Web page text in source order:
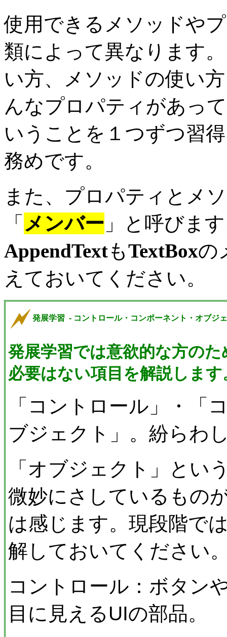
使用できるメソッドや
類によって異なります
い方、メソッドの使い
んなプロパティがあっ
いうことを１つずつ習
務めです。
また、プロパティとメ
「 メンバー 」と呼びま
AppendTextもTextBoxの
えておいてください。
発展学習 - コントロール・コンポーネント・オブジ
発展学習では意欲的な方の
必要はない項目を解説します
「コントロール」・「
ブジェクト」。紛らわ
「オブジェクト」とい
微妙にさしているもの
は感じます。現段階で
解しておいてください
コントロール：ボタン
目に見えるUIの部品。